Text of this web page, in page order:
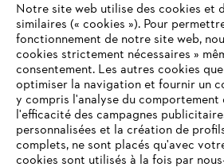
L'Entreprise
STIHL FAQ
Notre site web utilise des cookies et
similaires (« cookies »). Pour
fonctionnement de notre site web,
cookies strictement nécessaires »
consentement. Les autres cookies
optimiser la navigation et fournir un
y compris l'analyse du
l'efficacité des campagnes
personnalisées et la création de
complets, ne sont placés qu'avec
cookies sont utilisés à la fois par